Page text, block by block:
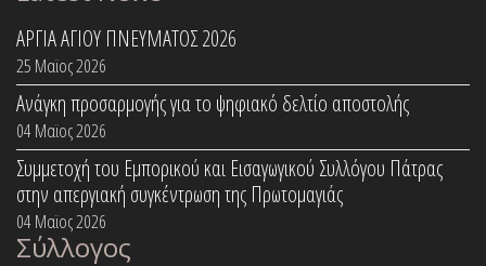
ΑΡΓΙΑ ΑΓΙΟΥ ΠΝΕΥΜΑΤΟΣ 2026
25 Μαϊος 2026
Ανάγκη προσαρμογής για το ψηφιακό δελτίο αποστολής
04 Μαϊος 2026
Συμμετοχή του Εμπορικού και Εισαγωγικού Συλλόγου Πάτρας
στην απεργιακή συγκέντρωση της Πρωτομαγιάς
04 Μαϊος 2026
Σύλλογος